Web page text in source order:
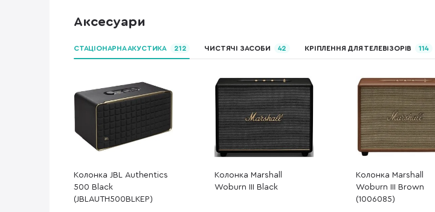
Аксесуари
СТАЦІОНАРНА АКУСТИКА 212 ЧИСТЯЧІ ЗАСОБИ 42 КРІПЛЕННЯ ДЛЯ ТЕЛЕВІЗОРІВ 114
Колонка JBL Authentics
500 Black
(JBLAUTH500BLKEP)
Колонка Marshall
Woburn III Black
Колонка Marshall
Woburn III Brown
(1006085)